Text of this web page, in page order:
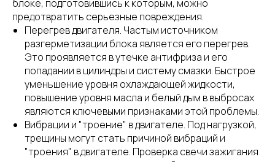
блоке, подготовившись к которым, можно
предотвратить серьезные повреждения.
Перегрев двигателя. Частым источником
разгерметизации блока является его перегрев.
Это проявляется в утечке антифриза и его
попадании в цилиндры и систему смазки. Быстрое
уменьшение уровня охлаждающей жидкости,
повышение уровня масла и белый дым в выбросах
являются ключевыми признаками этой проблемы.
Вибрации и "троение" в двигателе. Под нагрузкой,
трещины могут стать причиной вибраций и
"троения" в двигателе. Проверка свечи зажигания